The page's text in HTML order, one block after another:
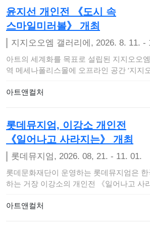
윤지선 개인전 《도시 속
스마일미러볼》 개최
지지오오엠 갤러리에, 2026.
아트의 세계화를 목표로 설립된 지지오오
역 메세나폴리스몰에 오프라인 공간 ‘지지
아트앤컬처
롯데뮤지엄, 이강소 개인전
《일어나고 사라지는》 개최
롯데뮤지엄, 2026. 08, 21. - 11. 01.
롯데문화재단이 운영하는 롯데뮤지엄은
하는 거장 이강소의 개인전 《일어나고 사
아트앤컬처